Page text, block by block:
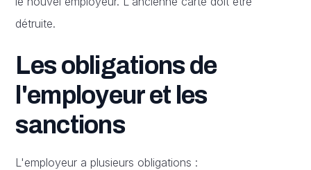
détruite.
Les obligations de
l'employeur et les
sanctions
L'employeur a plusieurs obligations :